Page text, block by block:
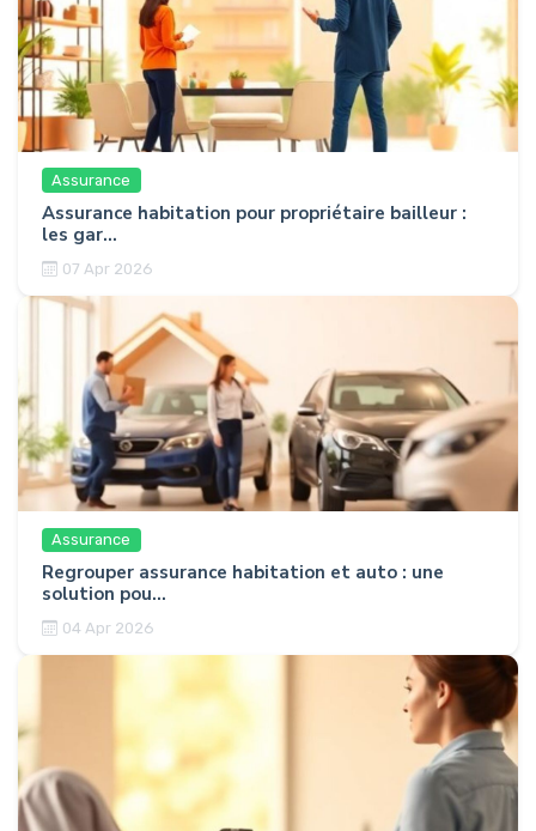
Assurance
Assurance habitation pour propriétaire bailleur :
les gar...
07 Apr 2026
Assurance
Regrouper assurance habitation et auto : une
solution pou...
04 Apr 2026